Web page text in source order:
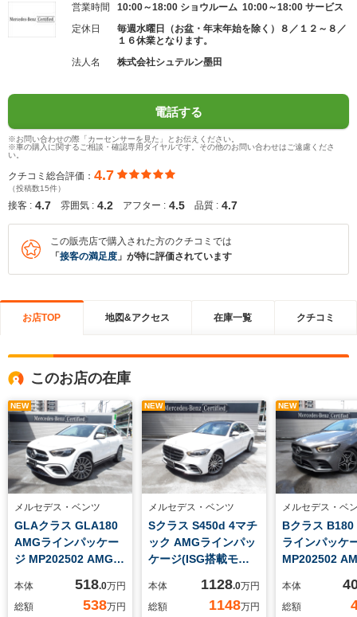
営業時間
10:00～18:00 ショウルーム 10:00～18:00 サービス
定休日
毎週水曜日（お盆・年末年始を除く）８／１２～８／
１６休業となります。
法人名
株式会社シュテルン墨田
電話する
※お問い合わせの際「カーセンサーを見た」とお伝えください。
※車の購入に関するご相談・確認専用ダイヤルです。その他のお問い合わせはご遠慮くださ
い。
クチコミ総合評価： 4.7
（投稿数15件）
接客 : 4.7 雰囲気 : 4.2 アフター : 4.5 品質 : 4.7
この販売店で購入された方のクチコミでは
「 接客の満足度 」が特に評価されています
お店TOP 地図&アクセス 在庫一覧 クチコミ
このお店の在庫
NEW
メルセデス・ベンツ
GLAクラス GLA180
AMGラインパッケー
ジ MP202502 AMGラ
フットトランクオープ
ナー
本体 518.0万円
総額
538万円
NEW
メルセデス・ベンツ
Sクラス S450d 4マチ
ック AMGラインパッ
ケージ(ISG搭載モデ
4WD MP202402
AMGライン レザー
本体 1128.0万円
総額
1148万円
NEW
メルセデス・ベ
Bクラス B180
ラインパッケ
MP202502
本体
総額